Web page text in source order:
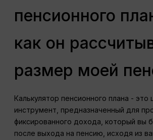
пенсионного
как он
размер моей
Калькулятор пенсионного плана - это
инструмент, предназначенный для
фиксированного дохода, который вы
после выхода на пенсию, исходя из